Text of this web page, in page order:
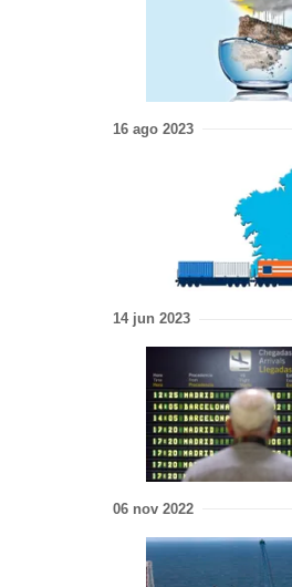
16 ago 2023
14 jun 2023
06 nov 2022